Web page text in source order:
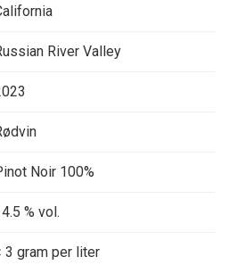
River Valley
Noir 100%
% vol.
3 gram per liter